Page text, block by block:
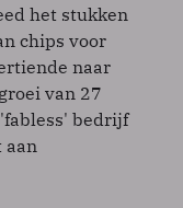
het stukken
chips voor
naar
van 27
bedrijf
aan